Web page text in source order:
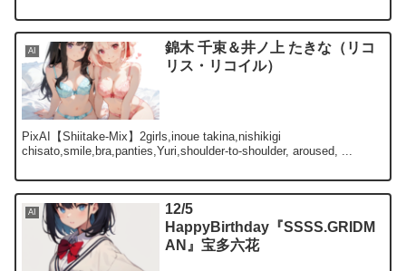
AI
錦木 千束＆井ノ上 たきな（リコ
リス・リコイル）
PixAI【Shiitake-Mix】2girls,inoue takina,nishikigi
chisato,smile,bra,panties,Yuri,shoulder-to-shoulder, aroused, ...
AI
12/5
HappyBirthday『SSSS.GRIDM
AN』宝多六花